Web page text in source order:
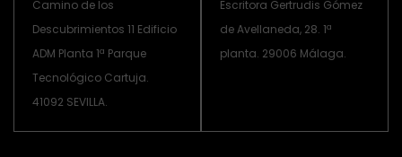
Camino de los
Descubrimientos 11 Edificio
ADM Planta 1ª Parque
Tecnológico Cartuja.
41092 SEVILLA.
Escritora Gertrudis Gómez
de Avellaneda, 28. 1ª
planta. 29006 Málaga.